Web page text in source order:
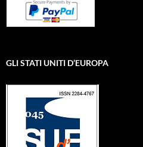
GLI STATI UNITI D’EUROPA